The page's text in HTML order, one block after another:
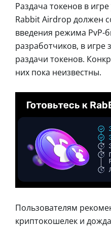
Раздача токенов в
Rabbit Airdrop должен
введения режима PvP-
разработчиков, в игре
раздачи токенов.
них пока неизвестны.
Пользователям
криптокошелек и